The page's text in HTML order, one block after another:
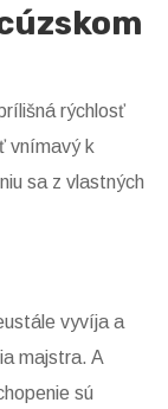
rýchlosť
vnímavý k
sa z vlastných
vyvíja a
majstra. A
sú